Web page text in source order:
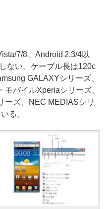
7/8、Android 2.3/4以
ない。ケーブル長は120c
GALAXYシリーズ、
バイルXperiaシリーズ、
ーズ、NEC MEDIASシリ
る。